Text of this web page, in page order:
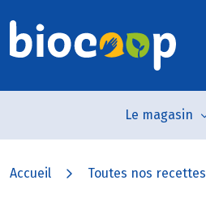
Le magasin
Accueil Toutes nos recettes